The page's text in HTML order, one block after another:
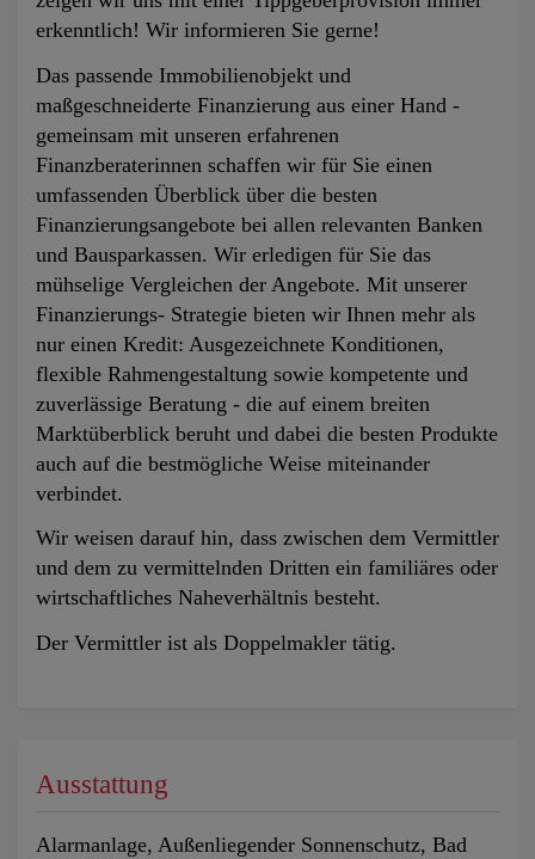
erkenntlich! Wir informieren Sie gerne!
Das passende Immobilienobjekt und
maßgeschneiderte Finanzierung aus einer Hand -
gemeinsam mit unseren erfahrenen
Finanzberaterinnen schaffen wir für Sie einen
umfassenden Überblick über die besten
Finanzierungsangebote bei allen relevanten Banken
und Bausparkassen. Wir erledigen für Sie das
mühselige Vergleichen der Angebote. Mit unserer
Finanzierungs- Strategie bieten wir Ihnen mehr als
nur einen Kredit: Ausgezeichnete Konditionen,
flexible Rahmengestaltung sowie kompetente und
zuverlässige Beratung - die auf einem breiten
Marktüberblick beruht und dabei die besten Produkte
auch auf die bestmögliche Weise miteinander
verbindet.
Wir weisen darauf hin, dass zwischen dem Vermittler
und dem zu vermittelnden Dritten ein familiäres oder
wirtschaftliches Naheverhältnis besteht.
Der Vermittler ist als Doppelmakler tätig.
Ausstattung
Alarmanlage Außenliegender Sonnenschutz Bad